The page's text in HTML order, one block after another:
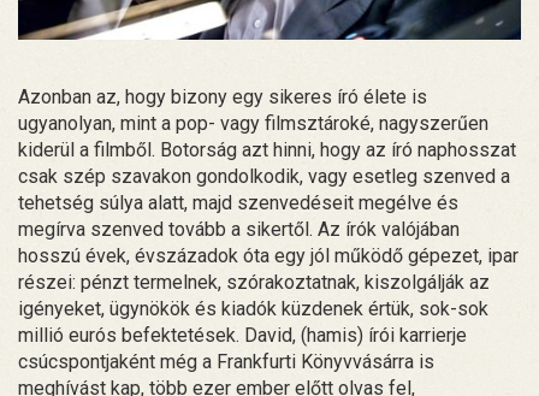
Azonban az, hogy bizony egy sikeres író élete is
ugyanolyan, mint a pop- vagy filmsztároké, nagyszerűen
kiderül a filmből. Botorság azt hinni, hogy az író naphosszat
csak szép szavakon gondolkodik, vagy esetleg szenved a
tehetség súlya alatt, majd szenvedéseit megélve és
megírva szenved tovább a sikertől. Az írók valójában
hosszú évek, évszázadok óta egy jól működő gépezet, ipar
részei: pénzt termelnek, szórakoztatnak, kiszolgálják az
igényeket, ügynökök és kiadók küzdenek értük, sok-sok
millió eurós befektetések. David, (hamis) írói karrierje
csúcspontjaként még a Frankfurti Könyvvásárra is
meghívást kap, több ezer ember előtt olvas fel,